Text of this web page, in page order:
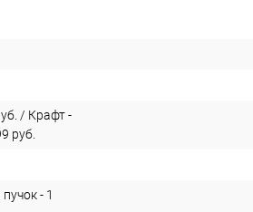
/ Крафт -
руб.
- 1